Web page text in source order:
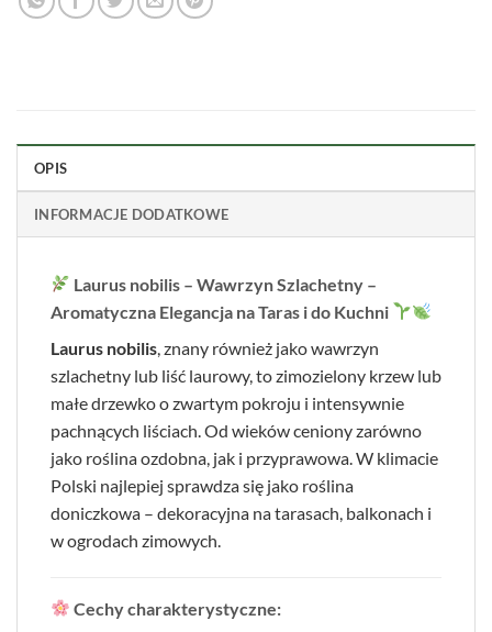
OPIS
INFORMACJE DODATKOWE
Laurus nobilis – Wawrzyn Szlachetny –
Aromatyczna Elegancja na Taras i do Kuchni
Laurus nobilis, znany również jako wawrzyn
szlachetny lub liść laurowy, to zimozielony krzew lub
małe drzewko o zwartym pokroju i intensywnie
pachnących liściach. Od wieków ceniony zarówno
jako roślina ozdobna, jak i przyprawowa. W klimacie
Polski najlepiej sprawdza się jako roślina
doniczkowa – dekoracyjna na tarasach, balkonach i
w ogrodach zimowych.
Cechy charakterystyczne: